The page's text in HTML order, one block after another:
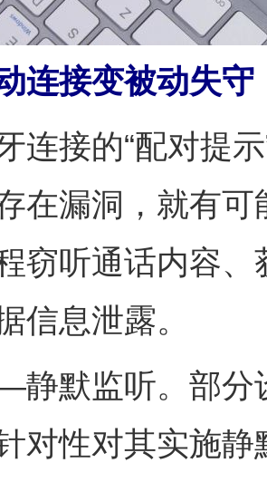
接变被动失守
接的“配对提示
在漏洞，就有
窃听通话内容
信息泄露。
监听。部分设
对性对其实施